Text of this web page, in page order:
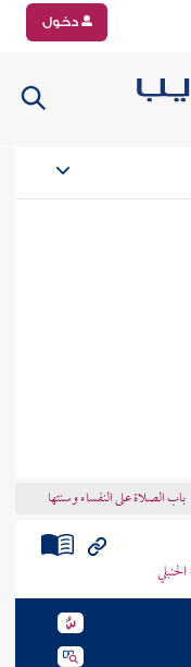
دخول
باب الصلاة على النفساء وسنتها